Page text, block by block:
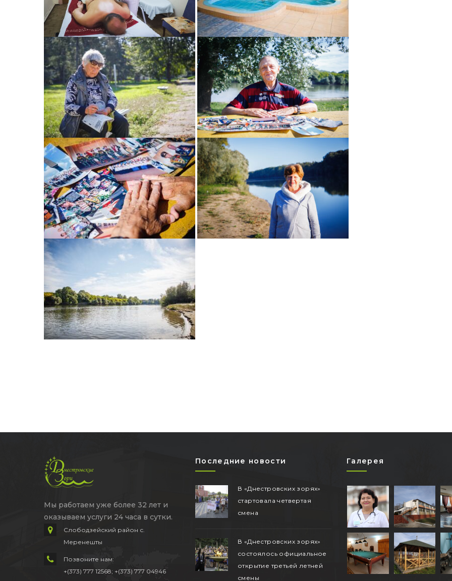
Мы работаем уже более 32 лет и
оказываем услуги 24 часа в сутки.
Слободзейский район с.
Меренешты
Позвоните нам:
+(373) 777 12568; +(373) 777 04946
Последние новости
В «Днестровских зорях»
стартовала четвертая
смена
В «Днестровских зорях»
состоялось официальное
открытие третьей летней
смены
Галерея